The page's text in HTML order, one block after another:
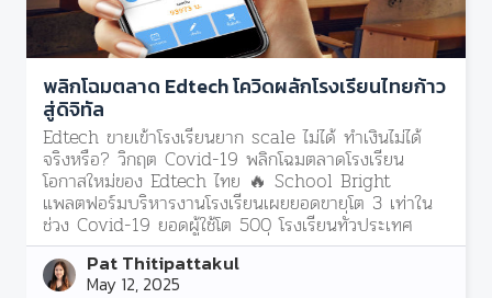
พลิกโฉมตลาด Edtech โควิดผลักโรงเรียนไทยก้าว
สู่ดิจิทัล
Edtech ขายเข้าโรงเรียนยาก scale ไม่ได้ ทำเงินไม่ได้
จริงหรือ? วิกฤต Covid-19 พลิกโฉมตลาดโรงเรียน
โอกาสใหม่ของ Edtech ไทย 🔥 School Bright
แพลตฟอร์มบริหารงานโรงเรียนเผยยอดขายโต 3 เท่าใน
ช่วง Covid-19 ยอดผู้ใช้โต 500 โรงเรียนทั่วประเทศ
พร้อมแนะนำ insights เชิงลึกเรื่องการเจาะตลาดกลุ่ม
โรงเรียนสำหรับ Edtech แบบที่หาไม่ได้ที่ไหน!
Pat Thitipattakul
May 12, 2025